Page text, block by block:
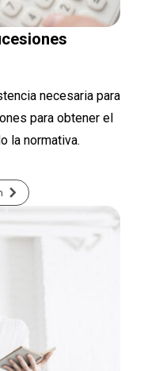
necesaria para
para obtener el
la normativa.